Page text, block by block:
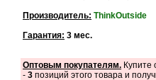
Производитель: ThinkOutside
Гарантия: 3 мес.
Оптовым покупателям. Купите
- 3 позиций этого товара и